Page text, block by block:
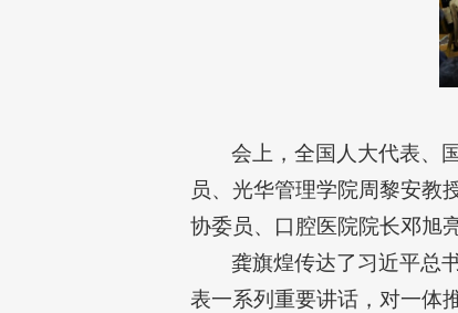
会上，全国人大代表、
员、光华管理学院周黎安教
协委员、口腔医院院长邓旭
龚旗煌传达了习近平总
表一系列重要讲话，对一体